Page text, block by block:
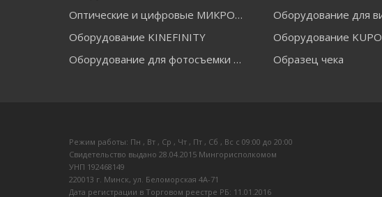
Оптические и цифровые МИКРОСКОПЫ "МИКРОМЕД"
Оборудование KINEFINITY
Оборудование KUPO
Оборудование для фотосъемки RAYLAB
Образец чека
Режим работы: Пн , Вт , Ср , Чт , Пт , Сб , Вс c 09:00 до 20:00
Свидетельство выдано 28.04.2015 Мингорисполкомом
УНП 192468149
220013 г. Минск, ул. Беломорская 4А-71
Дата регистрации в Торговом реестре РБ: 11.01.2016